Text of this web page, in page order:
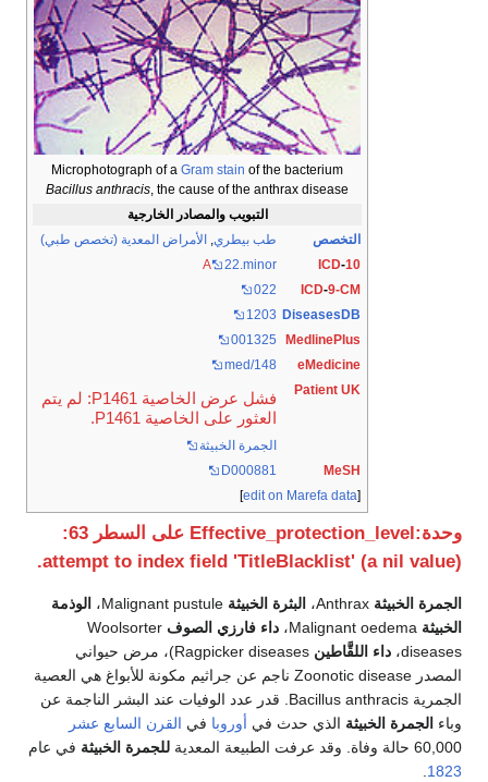
Microphotograph of a Gram stain of the bacterium
Bacillus anthracis, the cause of the anthrax disease
التبويب والمصادر الخارجية
التخصص
طب بيطري, الأمراض المعدية (تخصص طبي)
ICD-10
A
22.minor
ICD-9-CM
022
DiseasesDB
1203
MedlinePlus
001325
eMedicine
med/148
Patient UK
فشل عرض الخاصية P1461: لم يتم
العثور على الخاصية P1461.
الجمرة الخبيثة
MeSH
D000881
[
edit on Marefa data
]
وحدة:Effective_protection_level على السطر 63:
attempt to index field 'TitleBlacklist' (a nil value).
الجمرة الخبيثة البثرة الخبيثة
الوذمة
الخبيثة
داء فارزي الصوف Woolsorter
diseases، داء اللقَّاطين
Ragpicker diseases)، مرض حيواني
المصدر Zoonotic disease ناجم عن جراثيم مكونة للأبواغ هي العصية
الجمرية Bacillus anthracis. قدر عدد الوفيات عند البشر الناجمة عن
وباء الجمرة الخبيثة الذي حدث في أوروبا في القرن السابع عشر
60,000 حالة وفاة. وقد عرفت الطبيعة المعدية
للجمرة الخبيثة في عام
1823
.